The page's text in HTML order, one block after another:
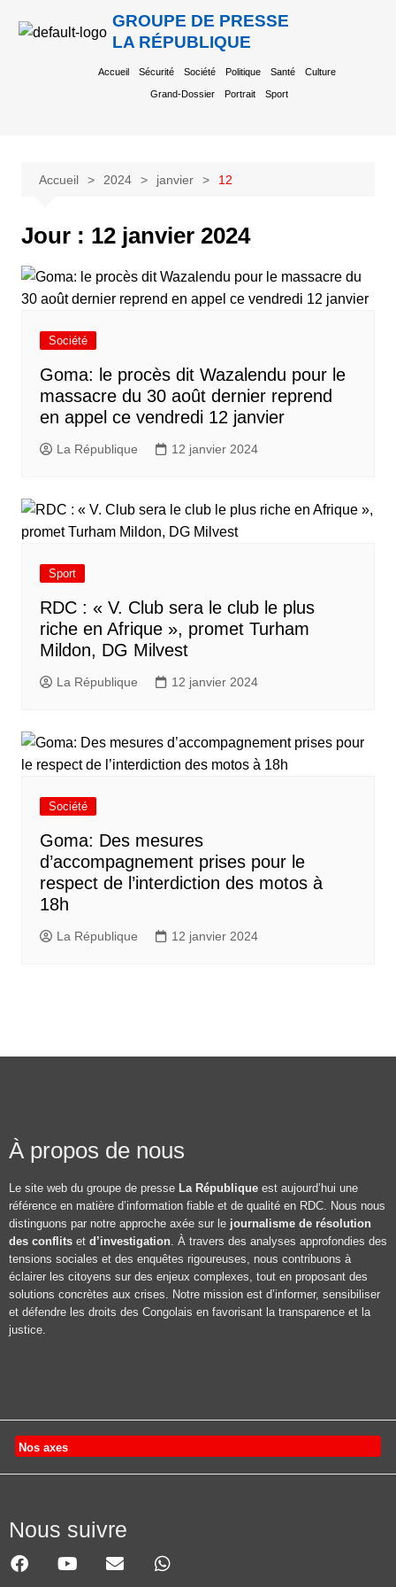
GROUPE DE PRESSE
LA RÉPUBLIQUE
Accueil Sécurité Société Politique Santé Culture
Grand-Dossier Portrait Sport
Accueil 2024 janvier 12
Jour : 12 janvier 2024
Société
Goma: le procès dit Wazalendu pour le
massacre du 30 août dernier reprend
en appel ce vendredi 12 janvier
La République 12 janvier 2024
Sport
RDC : « V. Club sera le club le plus
riche en Afrique », promet Turham
Mildon, DG Milvest
La République 12 janvier 2024
Société
Goma: Des mesures
d’accompagnement prises pour le
respect de l’interdiction des motos à
18h
La République 12 janvier 2024
À propos de nous
Le site web du groupe de presse La République est aujourd’hui une
référence en matière d’information fiable et de qualité en RDC. Nous nous
distinguons par notre approche axée sur le journalisme de résolution
des conflits et d’investigation. À travers des analyses approfondies des
tensions sociales et des enquêtes rigoureuses, nous contribuons à
éclairer les citoyens sur des enjeux complexes, tout en proposant des
solutions concrètes aux crises. Notre mission est d’informer, sensibiliser
et défendre les droits des Congolais en favorisant la transparence et la
justice.
Nos axes
Nous suivre